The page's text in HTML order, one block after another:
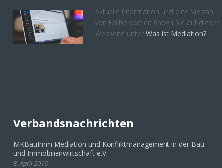
Aktuelle Information und eine Vielzahl
von Fallbeispielen finden Sie auf dieser
Webseite unter Was ist Mediation?
Verbandsnachrichten
MKBauImm Mediation und Konfliktmanagement in der Bau-
und Immobilienwirtschaft e.V.
8. April 2016